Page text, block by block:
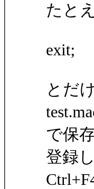
たと
exit;
とだ
で保
登録